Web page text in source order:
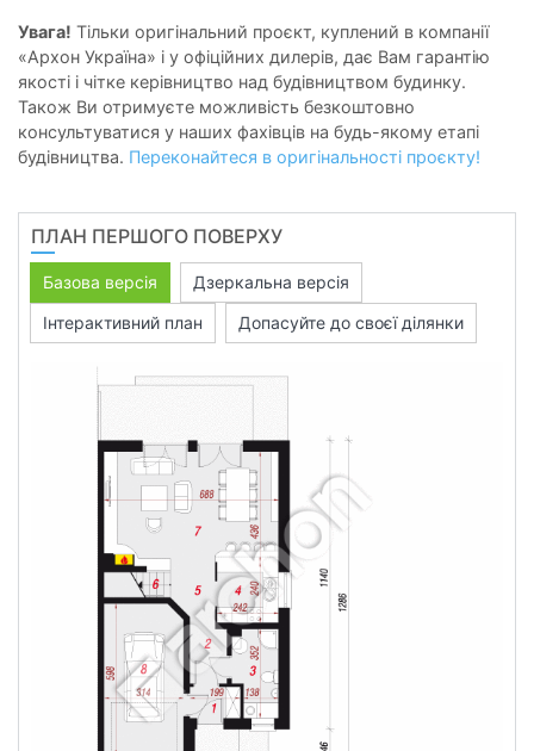
Увага! Тільки оригінальний проєкт, куплений в компанії
«Архон Україна» і у офіційних дилерів, дає Вам гарантію
якості і чітке керівництво над будівництвом будинку.
Також Ви отримуєте можливість безкоштовно
консультуватися у наших фахівців на будь-якому етапі
будівництва. Переконайтеся в оригінальності проєкту!
ПЛАН ПЕРШОГО ПОВЕРХУ
Базова версія
Дзеркальна версія
Інтерактивний план
Допасуйте до своєї ділянки